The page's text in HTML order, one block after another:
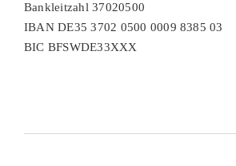
Bankleitzahl 37020500
IBAN DE35 3702 0500 0009 8385 03
BIC BFSWDE33XXX